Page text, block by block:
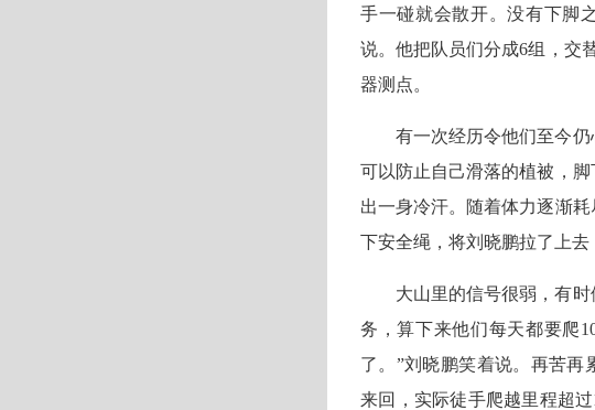
手一碰就会散开。没有下脚
说。他把队员们分成6组，交
器测点。
有一次经历令他们至今
可以防止自己滑落的植被，
出一身冷汗。随着体力逐渐
下安全绳，将刘晓鹏拉了上去
大山里的信号很弱，有
务，算下来他们每天都要爬
了。”刘晓鹏笑着说。再苦再
来回，实际徒手爬越里程超